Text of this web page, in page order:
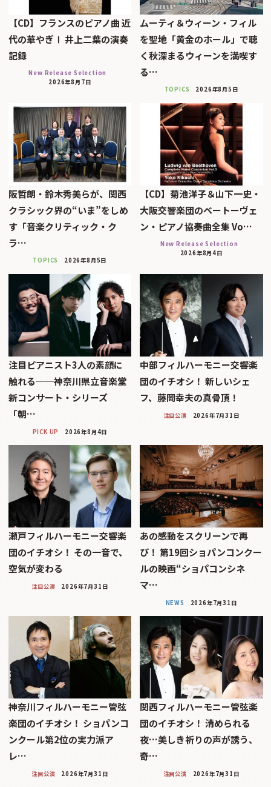
【CD】フランスのピアノ曲 近
代の華やぎⅠ 井上二葉の演奏
記録
New Release Selection
2026年8月7日
ムーティ＆ウィーン・フィル
を聖地「黄金のホール」で聴
く秋深まるウィーンを満喫す
る…
TOPICS 2026年8月5日
阪哲朗・鈴木秀美らが、関西
クラシック界の“いま”をしめ
す「音楽クリティック・ク
ラ…
TOPICS 2026年8月5日
【CD】菊池洋子＆山下一史・
大阪交響楽団のベートーヴェ
ン・ピアノ協奏曲全集 Vo…
New Release Selection
2026年8月4日
注目ピアニスト3人の素顔に
触れる──神奈川県立音楽堂
新コンサート・シリーズ
「朝…
PICK UP 2026年8月4日
中部フィルハーモニー交響楽
団のイチオシ！ 新しいシェ
フ、藤岡幸夫の真骨頂！
注目公演 2026年7月31日
瀬戸フィルハーモニー交響楽
団のイチオシ！ その一音で、
空気が変わる
注目公演 2026年7月31日
あの感動をスクリーンで再
び！ 第19回ショパンコンクー
ルの映画“ショパコンシネ
マ…
NEWS 2026年7月31日
神奈川フィルハーモニー管弦
楽団のイチオシ！ ショパンコ
ンクール第2位の実力派ア
レ…
注目公演 2026年7月31日
関西フィルハーモニー管弦楽
団のイチオシ！ 清められる
夜…美しき祈りの声が誘う、
奇…
注目公演 2026年7月31日